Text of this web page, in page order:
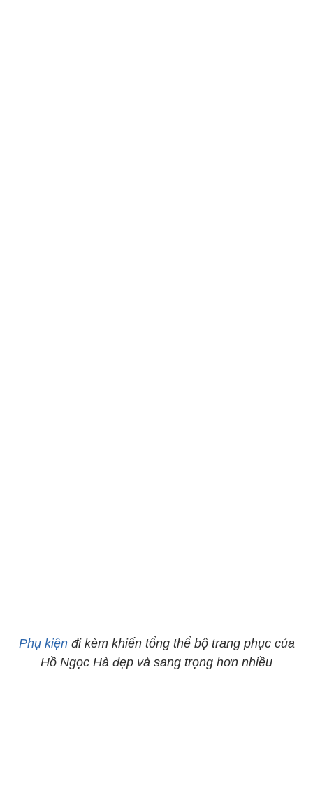
Phụ kiệnđi kèm khiến tổng thể bộ trang phục của
Hồ Ngọc Hà đẹp và sang trọng hơn nhiều